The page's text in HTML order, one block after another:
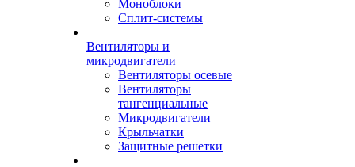
Моноблоки
Сплит-системы
Вентиляторы и
микродвигатели
Вентиляторы осевые
Вентиляторы
тангенциальные
Микродвигатели
Крыльчатки
Защитные решетки